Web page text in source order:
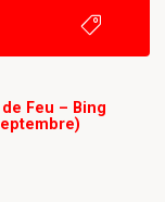
Feu – Bing